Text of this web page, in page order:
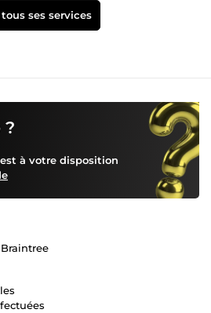
tous ses services
?
à votre disposition